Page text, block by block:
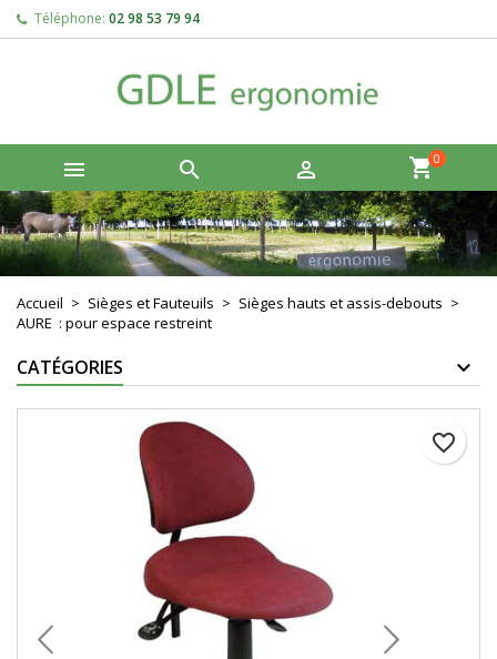
Téléphone: 02 98 53 79 94
   0
Accueil Sièges et Fauteuils
Sièges hauts et assis-debouts
AURE : pour espace restreint
CATÉGORIES
favorite_border
×
Créer une liste d'envies ×
Nom de la liste d'envies
Annuler Créer une liste d'envies
Connexion ×
Vous devez être connecté pour ajouter des produits à
Annuler Connexion